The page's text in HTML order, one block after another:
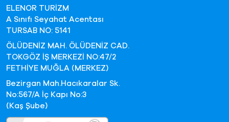
ELENOR TURİZM
A Sınıfı Seyahat Acentası
TURSAB NO: 5141
ÖLÜDENİZ MAH. ÖLÜDENİZ CAD.
TOKGÖZ İŞ MERKEZİ NO:47/2
FETHİYE MUĞLA (MERKEZ)
Bezirgan Mah.Hacıkaralar Sk.
No:567/A İç Kapı No:3
(Kaş Şube)